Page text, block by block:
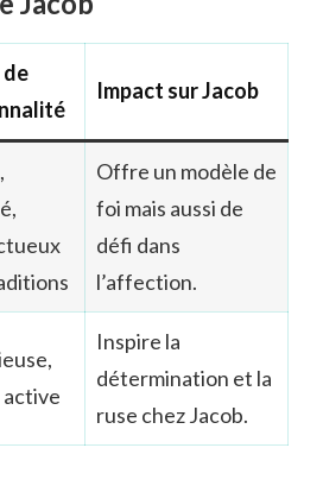
Impact sur Jacob
Offre un modèle de
foi mais aussi de
défi dans
l’affection.
active
Inspire la
détermination et la
ruse chez Jacob.